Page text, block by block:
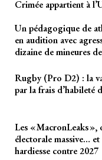
Crimée appartient à
Un pédagogique de
en audition avec
dizaine de mineures
Rugby (Pro D2) : la
par la frais d’habileté
Les « MacronLeaks
électorale massive…
hardiesse contre 2027